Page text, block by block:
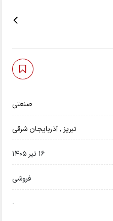
صنعتی
تبريز ,آذربایجان شرقی
16 تیر 1405
فروشی
-